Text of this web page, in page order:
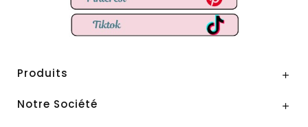
Produits 
Notre Société 